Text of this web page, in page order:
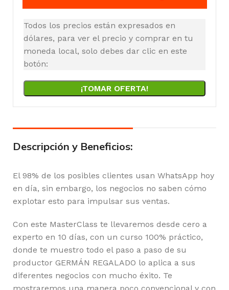
Todos los precios están expresados en
dólares, para ver el precio y comprar en tu
moneda local, solo debes dar clic en este
botón:
¡TOMAR OFERTA!
Descripción y Beneficios:
El 98% de los posibles clientes usan WhatsApp hoy
en día, sin embargo, los negocios no saben cómo
explotar esto para impulsar sus ventas.
Con este MasterClass te llevaremos desde cero a
experto en 10 días, con un curso 100% práctico,
donde te muestro todo el paso a paso de su
productor GERMÁN REGALADO lo aplica a sus
diferentes negocios con mucho éxito. Te
mostraremos una manera poco convencional y con